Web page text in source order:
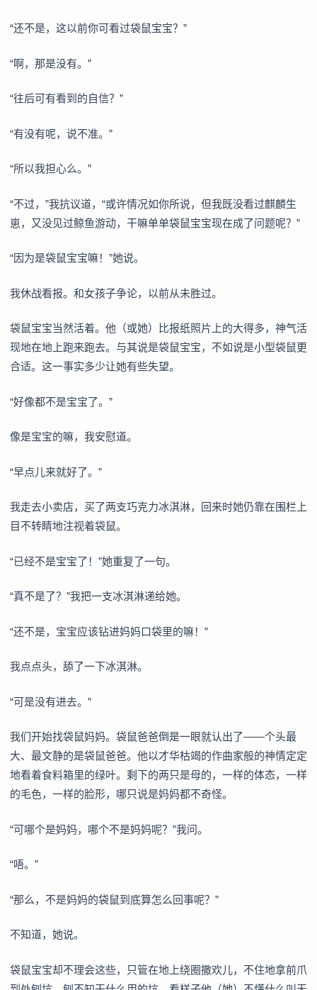
“还不是，这以前你可看过袋鼠宝宝？”
“啊，那是没有。”
“往后可有看到的自信？”
“有没有呢，说不准。”
“所以我担心么。”
“不过，”我抗议道，“或许情况如你所说，但我既没看过麒麟生
崽，又没见过鲸鱼游动，干嘛单单袋鼠宝宝现在成了问题呢？”
“因为是袋鼠宝宝嘛！”她说。
我休战看报。和女孩子争论，以前从未胜过。
袋鼠宝宝当然活着。他（或她）比报纸照片上的大得多，神气活
现地在地上跑来跑去。与其说是袋鼠宝宝，不如说是小型袋鼠更
合适。这一事实多少让她有些失望。
“好像都不是宝宝了。”
像是宝宝的嘛，我安慰道。
“早点儿来就好了。”
我走去小卖店，买了两支巧克力冰淇淋，回来时她仍靠在围栏上
目不转睛地注视着袋鼠。
“已经不是宝宝了！”她重复了一句。
“真不是了？”我把一支冰淇淋递给她。
“还不是，宝宝应该钻进妈妈口袋里的嘛！”
我点点头，舔了一下冰淇淋。
“可是没有进去。”
我们开始找袋鼠妈妈。袋鼠爸爸倒是一眼就认出了——个头最
大、最文静的是袋鼠爸爸。他以才华枯竭的作曲家般的神情定定
地看着食料箱里的绿叶。剩下的两只是母的，一样的体态，一样
的毛色，一样的脸形，哪只说是妈妈都不奇怪。
“可哪个是妈妈，哪个不是妈妈呢？”我问。
“唔。”
“那么，不是妈妈的袋鼠到底算怎么回事呢？”
不知道，她说。
袋鼠宝宝却不理会这些，只管在地上绕圈撒欢儿，不住地拿前爪